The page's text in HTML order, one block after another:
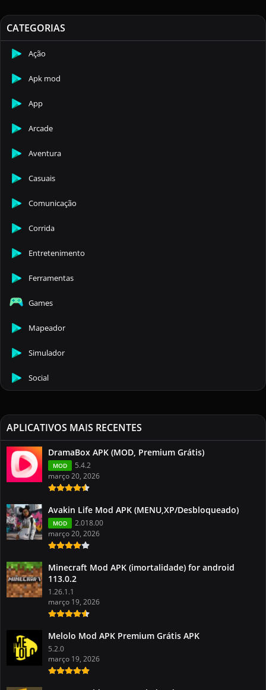
CATEGORIAS
Ação
Apk mod
App
Arcade
Aventura
Casuais
Comunicação
Corrida
Entretenimento
Ferramentas
Games
Mapeador
Simulador
Social
APLICATIVOS MAIS RECENTES
DramaBox APK (MOD, Premium Grátis)
MOD
5.4.2
março 20, 2026
Avakin Life Mod APK (MENU,XP/Desbloqueado)
MOD
2.018.00
março 20, 2026
Minecraft Mod APK (imortalidade) for android
113.0.2
1.26.1.1
março 19, 2026
Melolo Mod APK Premium Grátis APK
5.2.0
março 19, 2026